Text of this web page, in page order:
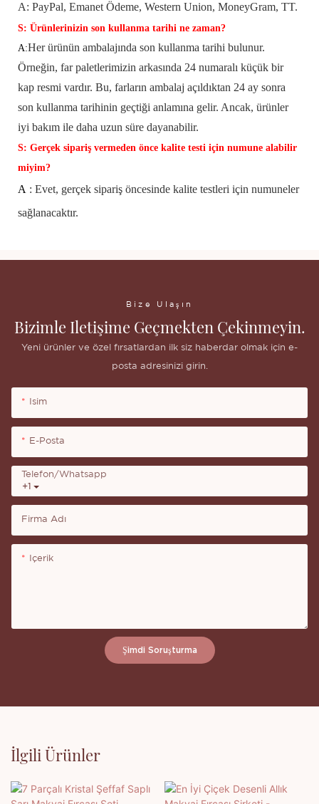
A: PayPal, Emanet Ödeme, Western Union, MoneyGram, TT.
S: Ürünlerinizin son kullanma tarihi ne zaman?
A:Her ürünün ambalajında ​​son kullanma tarihi bulunur.
Örneğin, far paletlerimizin arkasında 24 numaralı küçük bir
kap resmi vardır. Bu, farların ambalaj açıldıktan 24 ay sonra
son kullanma tarihinin geçtiği anlamına gelir. Ancak, ürünler
iyi bakım ile daha uzun süre dayanabilir.
S: Gerçek sipariş vermeden önce kalite testi için numune alabilir
miyim?
A : Evet, gerçek sipariş öncesinde kalite testleri için numuneler
sağlanacaktır.
Bize Ulaşın
Bizimle Iletişime Geçmekten Çekinmeyin.
Yeni ürünler ve özel fırsatlardan ilk siz haberdar olmak için e-
posta adresinizi girin.
Isim
E-Posta
+1
Telefon/whatsapp
Firma Adı
Içerik
Şimdi Soruşturma
İlgili Ürünler